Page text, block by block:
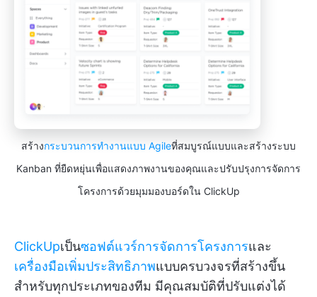
สร้างกระบวนการทำงานแบบ Agileที่สมบูรณ์แบบและสร้างระบบ
Kanban ที่ยืดหยุ่นเพื่อแสดงภาพงานของคุณและปรับปรุงการจัดการ
โครงการด้วยมุมมองบอร์ดใน ClickUp
ClickUpเป็นซอฟต์แวร์การจัดการโครงการและ
เครื่องมือเพิ่มประสิทธิภาพแบบครบวงจรที่สร้างขึ้น
สำหรับทุกประเภทของทีม มีคุณสมบัติที่ปรับแต่งได้